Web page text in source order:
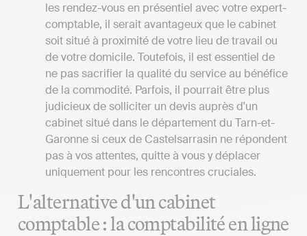
les rendez-vous en présentiel avec votre expert-
comptable, il serait avantageux que le cabinet
soit situé à proximité de votre lieu de travail ou
de votre domicile. Toutefois, il est essentiel de
ne pas sacrifier la qualité du service au bénéfice
de la commodité. Parfois, il pourrait être plus
judicieux de solliciter un devis auprès d'un
cabinet situé dans le département du Tarn-et-
Garonne si ceux de Castelsarrasin ne répondent
pas à vos attentes, quitte à vous y déplacer
uniquement pour les rencontres cruciales.
L'alternative d'un cabinet
comptable : la comptabilité en ligne